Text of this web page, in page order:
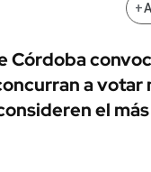
URUGUAY
+
Córdoba
a votar
el